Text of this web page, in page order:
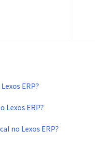
ERP?
Lexos ERP?
no Lexos ERP?